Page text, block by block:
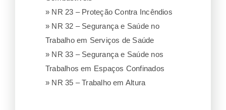
» NR 23 – Proteção Contra Incêndios
» NR 32 – Segurança e Saúde no
Trabalho em Serviços de Saúde
» NR 33 – Segurança e Saúde nos
Trabalhos em Espaços Confinados
» NR 35 – Trabalho em Altura